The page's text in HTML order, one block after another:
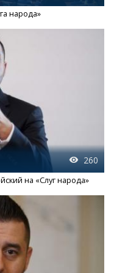
народа»
260
на «Слуг народа»